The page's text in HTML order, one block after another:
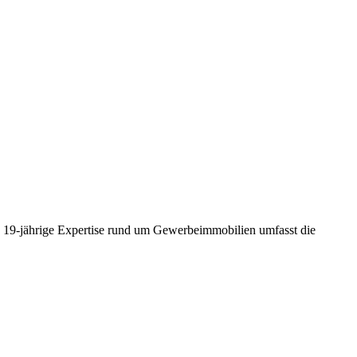
jährige Expertise rund um Gewerbeimmobilien umfasst die